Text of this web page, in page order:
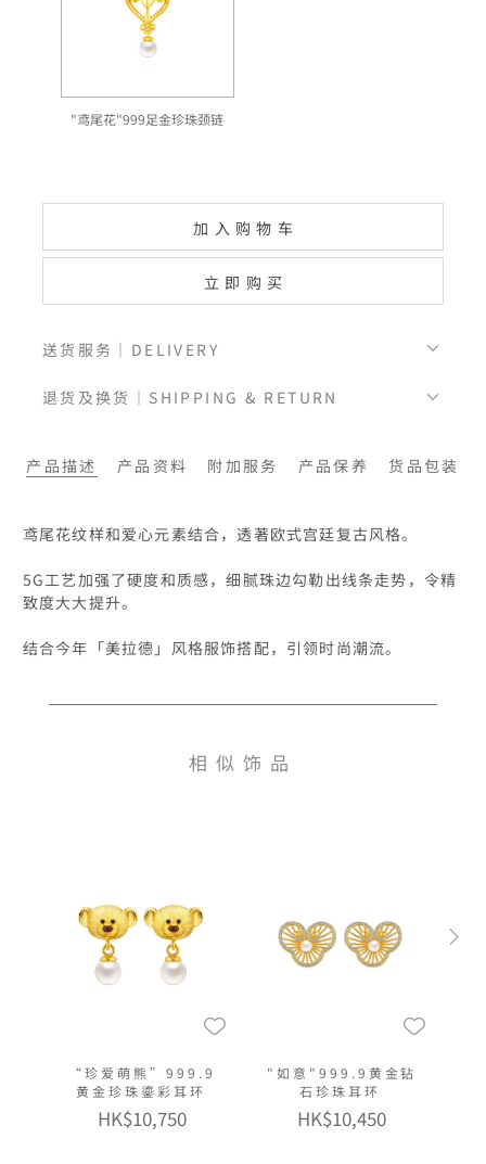
"鸢尾花"999足金珍珠颈链
加入购物车
立即购买
送货服务｜DELIVERY
退货及换货｜SHIPPING & RETURN
产品描述 产品资料 附加服务 产品保养 货品包装
鸢尾花纹样和爱心元素结合，透著欧式宫廷复古风格。
5G工艺加强了硬度和质感，细腻珠边勾勒出线条走势，令精
致度大大提升。
结合今年「美拉德」风格服饰搭配，引领时尚潮流。
相似饰品
“珍爱萌熊”999.9
黄金珍珠鎏彩耳环
HK$10,750
"如意"999.9黄金钻
石珍珠耳环
HK$10,450